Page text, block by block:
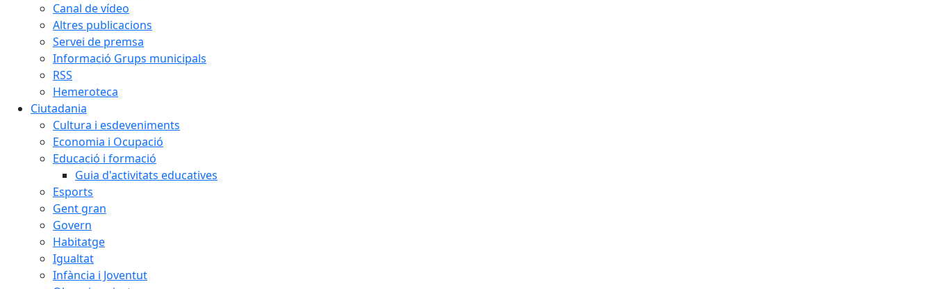
Canal de vídeo
Altres publicacions
Servei de premsa
Informació Grups municipals
RSS
Hemeroteca
Ciutadania
Cultura i esdeveniments
Economia i Ocupació
Educació i formació
Guia d'activitats educatives
Esports
Gent gran
Govern
Habitatge
Igualtat
Infància i Joventut